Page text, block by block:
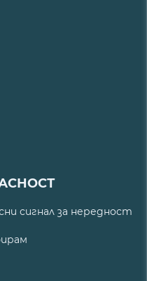
сигнал за нередност